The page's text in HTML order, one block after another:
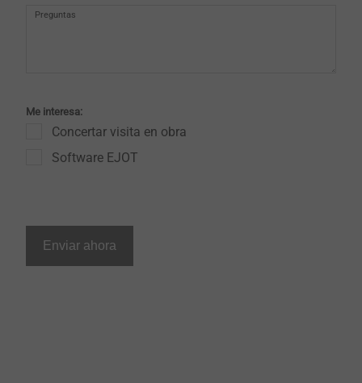
Preguntas
Me interesa:
Concertar visita en obra
Software EJOT
Enviar ahora